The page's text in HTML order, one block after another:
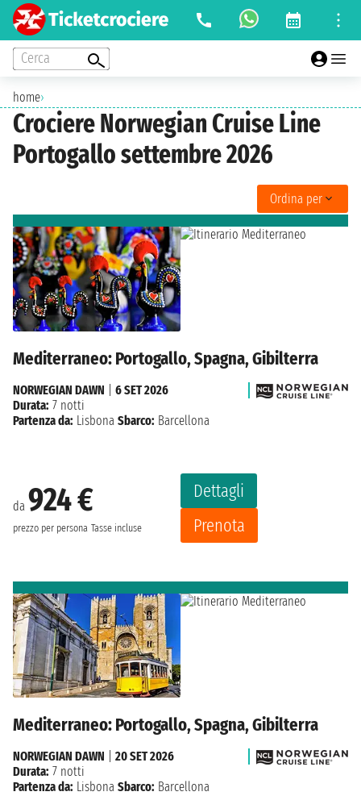
Cerca
home›
Crociere Norwegian Cruise Line
Portogallo settembre 2026
Ordina per
Mediterraneo: Portogallo, Spagna, Gibilterra
da 924 €
prezzo per persona Tasse incluse
Dettagli
Prenota
NORWEGIAN DAWN
6 SET 2026
Durata: 7 notti
Partenza da: Lisbona Sbarco: Barcellona
Mediterraneo: Portogallo, Spagna, Gibilterra
NORWEGIAN DAWN
20 SET 2026
Durata: 7 notti
Partenza da: Lisbona Sbarco: Barcellona